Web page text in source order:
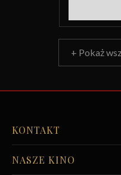
+ Pokaż
KONTAKT
NASZE KINO